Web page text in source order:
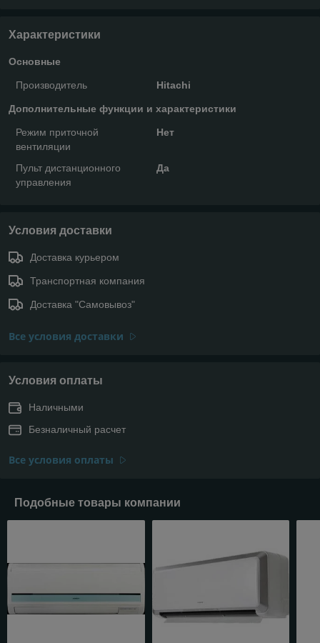
Характеристики
Основные
Производитель Hitachi
Дополнительные функции и характеристики
Режим приточной
вентиляции
Нет
Пульт дистанционного
управления
Да
Условия доставки
Доставка курьером
Транспортная компания
Доставка "Самовывоз"
Все условия доставки
Условия оплаты
Наличными
Безналичный расчет
Все условия оплаты
Подобные товары компании